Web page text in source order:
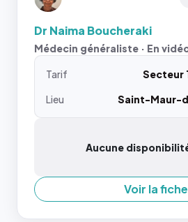
Dr Naima Boucheraki
Médecin généraliste · En
Tarif Secteur
Lieu
Saint-Maur-
Aucune
Voir la fiche